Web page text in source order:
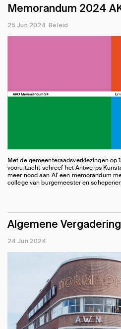
Memorandum 2024
25 Jun 2024 Beleid
Met de gemeenteraadsverkiezingen op
vooruitzicht schreef het Antwerps
meer nood aan AI' een memorandum
college van burgemeester en
Algemene
24 Jun 2024